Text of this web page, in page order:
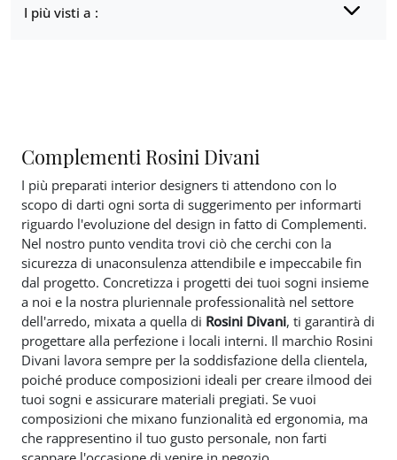
I più visti a :
Complementi Rosini Divani
I più preparati interior designers ti attendono con lo
scopo di darti ogni sorta di suggerimento per informarti
riguardo l'evoluzione del design in fatto di Complementi.
Nel nostro punto vendita trovi ciò che cerchi con la
sicurezza di unaconsulenza attendibile e impeccabile fin
dal progetto. Concretizza i progetti dei tuoi sogni insieme
a noi e la nostra pluriennale professionalità nel settore
dell'arredo, mixata a quella di Rosini Divani, ti garantirà di
progettare alla perfezione i locali interni. Il marchio Rosini
Divani lavora sempre per la soddisfazione della clientela,
poiché produce composizioni ideali per creare ilmood dei
tuoi sogni e assicurare materiali pregiati. Se vuoi
composizioni che mixano funzionalità ed ergonomia, ma
che rappresentino il tuo gusto personale, non farti